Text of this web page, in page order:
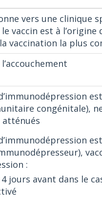
vers une clinique
vaccin est à l’origine
la vaccination la plus
congénitale),
atténués
:
jours avant dans le